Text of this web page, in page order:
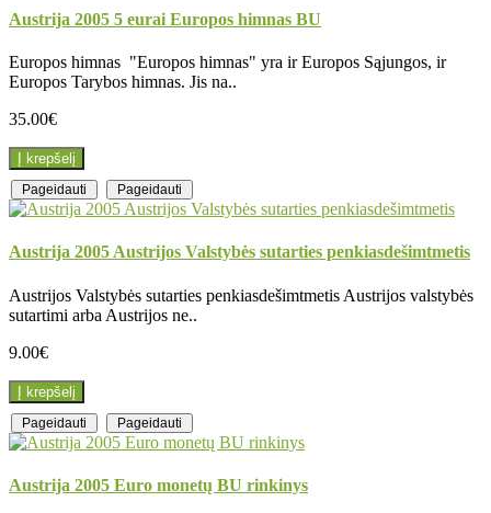
Austrija 2005 5 eurai Europos himnas BU
Europos himnas "Europos himnas" yra ir Europos Sąjungos, ir
Europos Tarybos himnas. Jis na..
35.00€
Į krepšelį
Pageidauti Pageidauti
Austrija 2005 Austrijos Valstybės sutarties penkiasdešimtmetis
Austrijos Valstybės sutarties penkiasdešimtmetis Austrijos valstybės
sutartimi arba Austrijos ne..
9.00€
Į krepšelį
Pageidauti Pageidauti
Austrija 2005 Euro monetų BU rinkinys